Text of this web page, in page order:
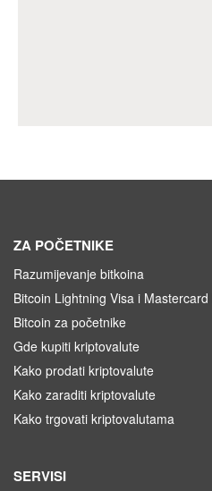
ZA POČETNIKE
Razumijevanje bitkoina
Bitcoin Lightning Visa i
Bitcoin za početnike
Gde kupiti kriptovalute
Kako prodati kriptovalute
Kako zaraditi kriptovalute
Kako trgovati kriptovalutama
SERVISI